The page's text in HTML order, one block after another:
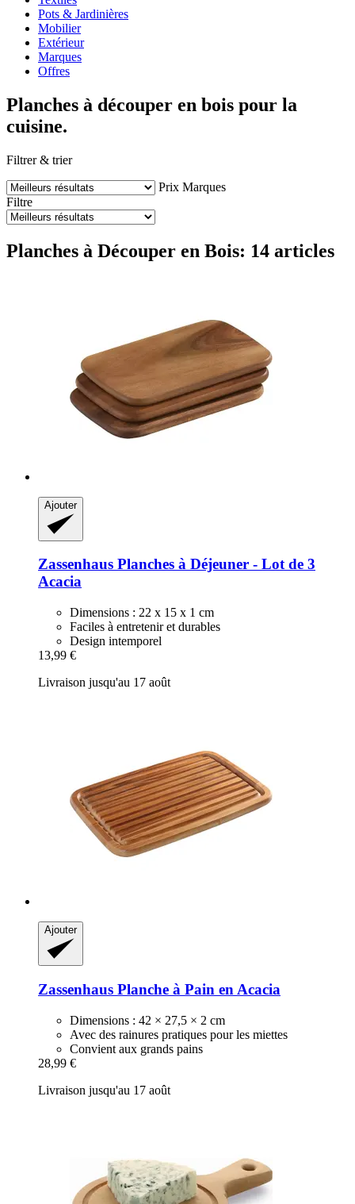
Pots & Jardinières
Mobilier
Extérieur
Marques
Offres
Planches à découper en bois pour la
cuisine.
Filtrer & trier
Prix Marques
Filtre
Planches à Découper en Bois: 14 articles
Ajouter
Zassenhaus Planches à Déjeuner -​ Lot de 3
Acacia
Dimensions : 22 x 15 x 1 cm
Faciles à entretenir et durables
Design intemporel
13,99 €
Livraison jusqu'au 17 août
Ajouter
Zassenhaus Planche à Pain en Acacia
Dimensions : 42 × 27,5 × 2 cm
Avec des rainures pratiques pour les miettes
Convient aux grands pains
28,99 €
Livraison jusqu'au 17 août